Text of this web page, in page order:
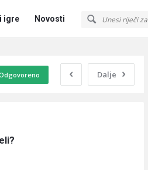
igre Novosti
Dalje